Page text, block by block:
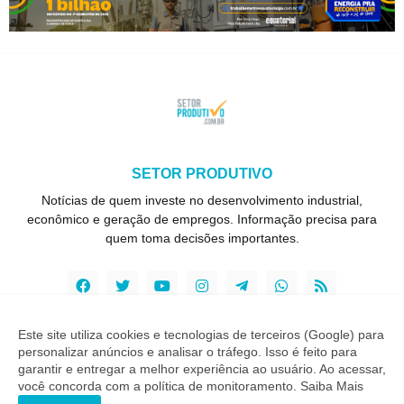
SETOR PRODUTIVO
Notícias de quem investe no desenvolvimento industrial,
econômico e geração de empregos. Informação precisa para
quem toma decisões importantes.
Copyright ©2026Setor Produtivo
INÍCIO SOBRE CONTATO LGPD EXPEDIENTE
Este site utiliza cookies e tecnologias de terceiros (Google) para
personalizar anúncios e analisar o tráfego. Isso é feito para
garantir e entregar a melhor experiência ao usuário. Ao acessar,
você concorda com a política de monitoramento. Saiba Mais